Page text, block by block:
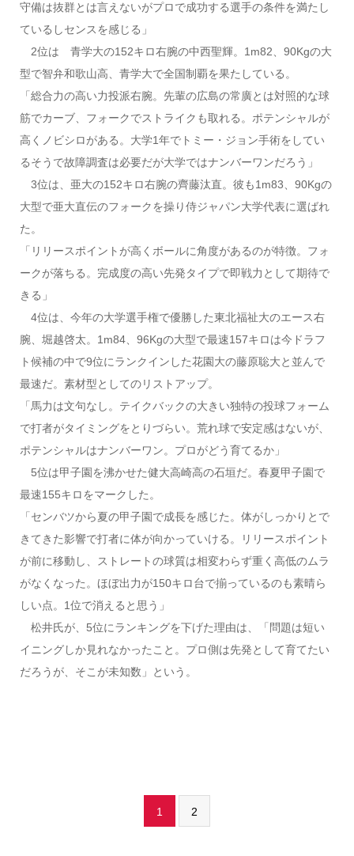
守備は抜群とは言えないがプロで成功する選手の条件を満たし
ているしセンスを感じる」
2位は 青学大の152キロ右腕の中西聖輝。1m82、90Kgの大
型で智弁和歌山高、青学大で全国制覇を果たしている。
「総合力の高い力投派右腕。先輩の広島の常廣とは対照的な球
筋でカーブ、フォークでストライクも取れる。ポテンシャルが
高くノビシロがある。大学1年でトミー・ジョン手術をしてい
るそうで故障調査は必要だが大学ではナンバーワンだろう」
3位は、亜大の152キロ右腕の齊藤汰直。彼も1m83、90Kgの
大型で亜大直伝のフォークを操り侍ジャパン大学代表に選ばれ
た。
「リリースポイントが高くボールに角度があるのが特徴。フォ
ークが落ちる。完成度の高い先発タイプで即戦力として期待で
きる」
4位は、今年の大学選手権で優勝した東北福祉大のエース右
腕、堀越啓太。1m84、96Kgの大型で最速157キロは今ドラフ
ト候補の中で9位にランクインした花園大の藤原聡大と並んで
最速だ。素材型としてのリストアップ。
「馬力は文句なし。テイクバックの大きい独特の投球フォーム
で打者がタイミングをとりづらい。荒れ球で安定感はないが、
ポテンシャルはナンバーワン。プロがどう育てるか」
5位は甲子園を沸かせた健大高崎高の石垣だ。春夏甲子園で
最速155キロをマークした。
「センバツから夏の甲子園で成長を感じた。体がしっかりとで
きてきた影響で打者に体が向かっていける。リリースポイント
が前に移動し、ストレートの球質は相変わらず重く高低のムラ
がなくなった。ほぼ出力が150キロ台で揃っているのも素晴ら
しい点。1位で消えると思う」
松井氏が、5位にランキングを下げた理由は、「問題は短い
イニングしか見れなかったこと。プロ側は先発として育てたい
だろうが、そこが未知数」という。
1 2